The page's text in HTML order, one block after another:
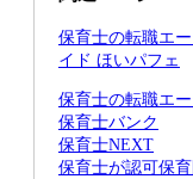
保育士の転職エ
イド ほいパフェ
保育士の転職エ
保育士バンク
保育⼠NEXT
保育士が認可保